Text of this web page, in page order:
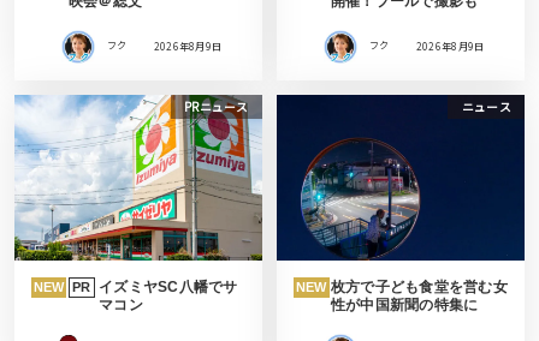
フク 2026年8月9日 フク 2026年8月9日
PRニュース
NEW PR
イズミヤSC八幡でサ
マコン
ニュース
NEW 枚方で子ども食堂を営む女
性が中国新聞の特集に